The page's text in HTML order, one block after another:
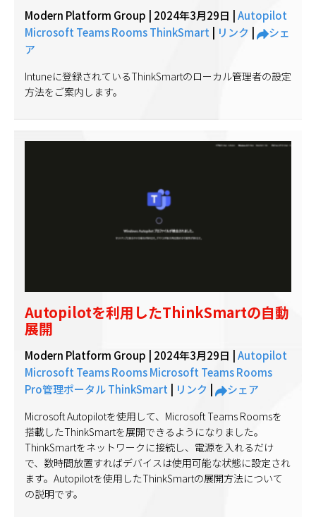
Modern Platform Group | 2024年3月29日
Autopilot
Microsoft Teams RoomsThinkSmart リンク
シェ
ア
Intuneに登録されているThinkSmartのローカル管理者の設定
方法をご案内します。
Autopilotを利用したThinkSmartの自動
展開
Modern Platform Group | 2024年3月29日
Autopilot
Microsoft Teams RoomsMicrosoft Teams Rooms
Pro管理ポータルThinkSmart リンク シェア
Microsoft Autopilotを使用して、Microsoft Teams Roomsを
搭載したThinkSmartを展開できるようになりました。
ThinkSmartをネットワークに接続し、電源を入れるだけ
で、数時間放置すればデバイスは使用可能な状態に設定され
ます。Autopilotを使用したThinkSmartの展開方法について
の説明です。